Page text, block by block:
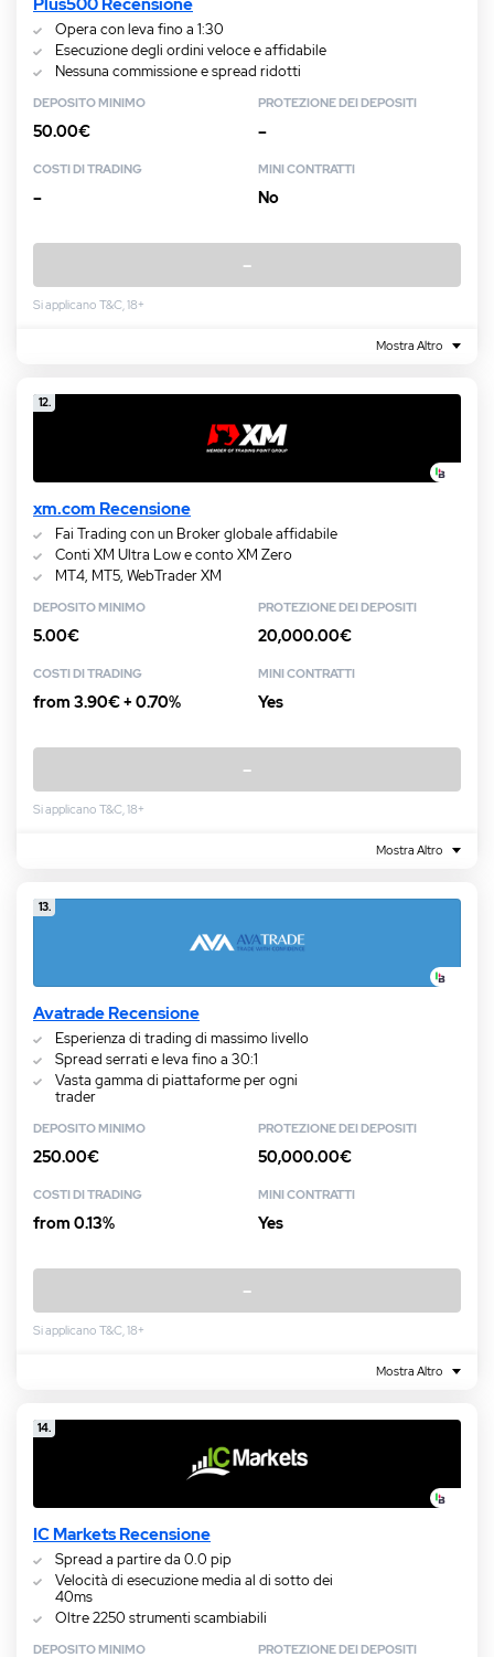
Plus500 Recensione
Opera con leva fino a 1:30
Esecuzione degli ordini veloce e affidabile
Nessuna commissione e spread ridotti
DEPOSITO MINIMO
50.00€
PROTEZIONE DEI DEPOSITI
–
COSTI DI TRADING
–
MINI CONTRATTI
No
–
Si applicano T&C, 18+
Mostra Altro
12.
xm.com Recensione
Fai Trading con un Broker globale affidabile
Conti XM Ultra Low e conto XM Zero
MT4, MT5, WebTrader XM
DEPOSITO MINIMO
5.00€
PROTEZIONE DEI DEPOSITI
20,000.00€
COSTI DI TRADING
from 3.90€ + 0.70%
MINI CONTRATTI
Yes
–
Si applicano T&C, 18+
Mostra Altro
13.
Avatrade Recensione
Esperienza di trading di massimo livello
Spread serrati e leva fino a 30:1
Vasta gamma di piattaforme per ogni
trader
DEPOSITO MINIMO
250.00€
PROTEZIONE DEI DEPOSITI
50,000.00€
COSTI DI TRADING
from 0.13%
MINI CONTRATTI
Yes
–
Si applicano T&C, 18+
Mostra Altro
14.
IC Markets Recensione
Spread a partire da 0.0 pip
Velocità di esecuzione media al di sotto dei
40ms
Oltre 2250 strumenti scambiabili
DEPOSITO MINIMO PROTEZIONE DEI DEPOSITI